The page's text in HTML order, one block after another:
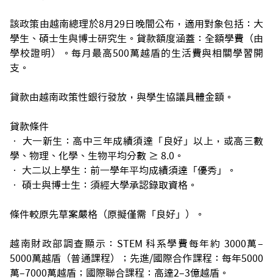
該政策由越南總理於8月29日晚間公布，適用對象包括：大
學生、碩士生與博士研究生。貸款額度涵蓋：全額學費（由
學校證明）。每月最高500萬越盾的生活費與相關學習開
支。
貸款由越南政策性銀行發放，與學生協議具體金額。
貸款條件
• 大一新生：高中三年成績須達「良好」以上，或高三數
學、物理、化學、生物平均分數 ≥ 8.0。
• 大二以上學生：前一學年平均成績須達「優秀」。
• 碩士與博士生：須經大學承認錄取資格。
條件較原先草案嚴格（原擬僅需「良好」）。
越南財政部調查顯示：STEM 科系學費每年約 3000萬–
5000萬越盾（普通課程）；先進/國際合作課程：每年5000
萬–7000萬越盾；國際聯合課程：高達2–3億越盾。